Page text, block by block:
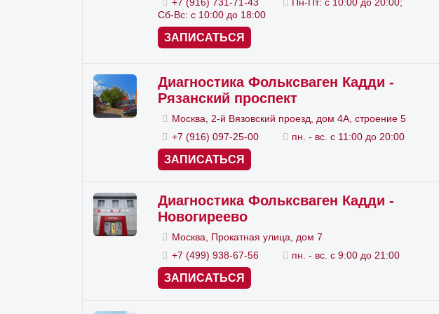
Рекомендуем доверить
, которые вам
чтобы вы и дальше могли
Volkswagen. Диагностика
выбор, ведь такая
использованием
то, что в
ремонт
Сб-Вс: с 10:00 до 18:00
ЗАПИСАТЬСЯ
Диагностика Фольксваген Кадди -
Рязанский проспект
Москва, 2-й Вязовский проезд, дом 4А, строение 5
+7 (916) 097-25-00
пн. - вс. с 11:00 до 20:00
ЗАПИСАТЬСЯ
Диагностика Фольксваген Кадди -
Новогиреево
Москва, Прокатная улица, дом 7
+7 (499) 938-67-56
пн. - вс. с 9:00 до 21:00
ЗАПИСАТЬСЯ